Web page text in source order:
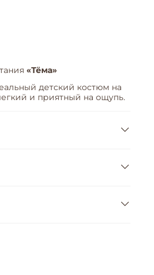
«Тёма»
детский костюм на
и приятный на ощупь.